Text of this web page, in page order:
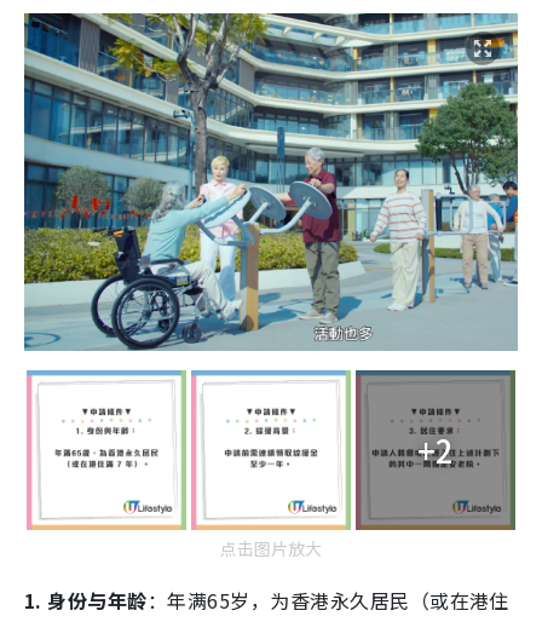
+2
点击图片放大
1. 身份与年龄：年满65岁，为香港永久居民（或在港住